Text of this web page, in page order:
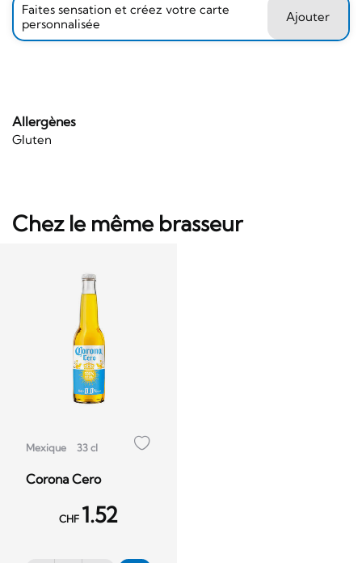
Faites sensation et créez votre carte
personnalisée
Ajouter
Allergènes
Gluten
Chez le même brasseur
Mexique 33 cl
Corona Cero
CHF 1.52